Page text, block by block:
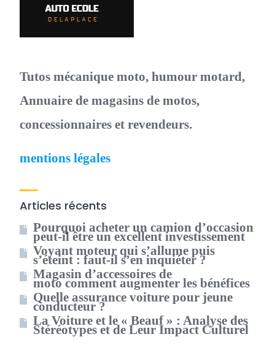
Tutos mécanique moto, humour motard,
Annuaire de magasins de motos,
concessionnaires et revendeurs.
mentions légales
Articles récents
Pourquoi acheter un camion d’occasion
peut-il être un excellent investissement
Voyant moteur qui s’allume puis
s’éteint : faut-il s’en inquiéter ?
Magasin d’accessoires de
moto comment augmenter les bénéfices
Quelle assurance voiture pour jeune
conducteur ?
La Voiture et le « Beauf » : Analyse des
Stéréotypes et de Leur Impact Culturel